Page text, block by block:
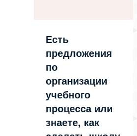
Есть
предложения
по
организации
учебного
процесса или
знаете, как